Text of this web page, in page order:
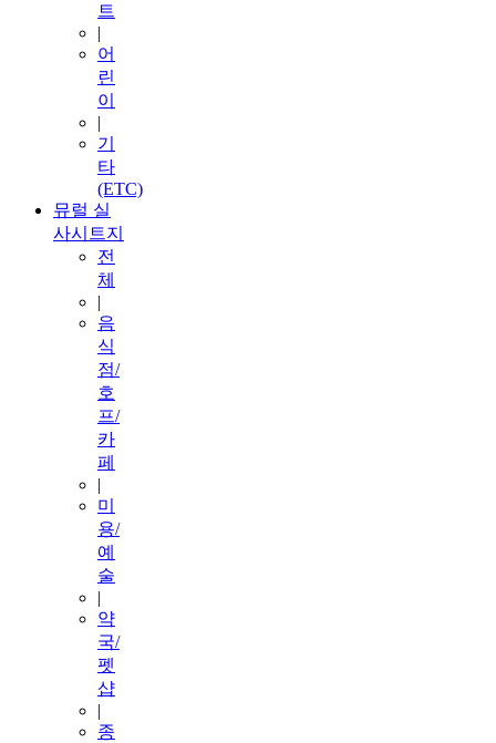
트
|
어
린
이
|
기
타
(ETC)
뮤럴 실
사시트지
전
체
|
음
식
점/
호
프/
카
페
|
미
용/
예
술
|
약
국/
펫
샵
|
종